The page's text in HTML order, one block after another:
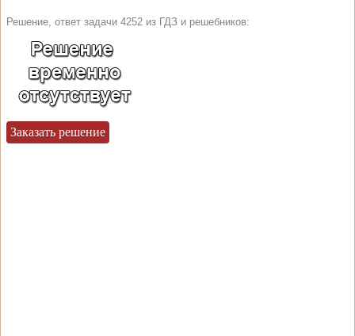
Решение, ответ задачи 4252 из ГДЗ и решебников:
Заказать решение